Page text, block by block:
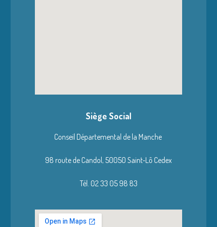
Siège Social
Conseil Départemental de la Manche
98 route de Candol, 50050 Saint-Lô Cedex
Tél. 02 33 05 98 83